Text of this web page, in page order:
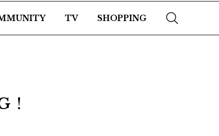
TV SHOPPING
！